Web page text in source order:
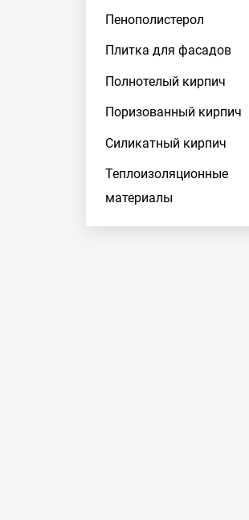
Пенополистерол
Плитка для фасадов
Полнотелый кирпич
Поризованный кирпич
Силикатный кирпич
Теплоизоляционные
материалы